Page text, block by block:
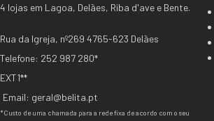
4 lojas em Lagoa, Delães, Riba d'ave e Bente.
Rua da Igreja, nº269 4765-623 Delães
Telefone: 252 987 280*
EXT1**
Email: geral@belita.pt
*Custo de uma chamada para a rede fixa de acordo com o seu